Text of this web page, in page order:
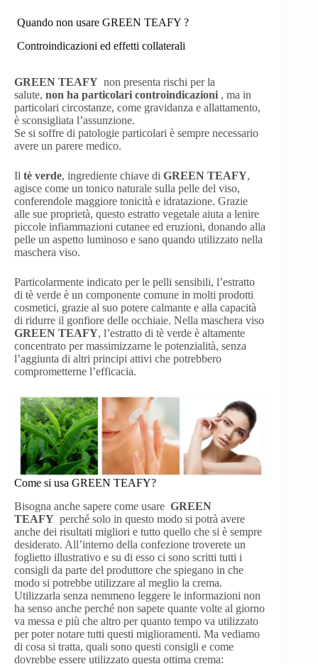
Quando non usare GREEN TEAFY ?
Controindicazioni ed effetti collaterali
GREEN TEAFY non presenta rischi per la
salute, non ha particolari controindicazioni , ma in
particolari circostanze, come gravidanza e allattamento,
è sconsigliata l’assunzione.
Se si soffre di patologie particolari è sempre necessario
avere un parere medico.
Il tè verde, ingrediente chiave di GREEN TEAFY,
agisce come un tonico naturale sulla pelle del viso,
conferendole maggiore tonicità e idratazione. Grazie
alle sue proprietà, questo estratto vegetale aiuta a lenire
piccole infiammazioni cutanee ed eruzioni, donando alla
pelle un aspetto luminoso e sano quando utilizzato nella
maschera viso.
Particolarmente indicato per le pelli sensibili, l’estratto
di tè verde è un componente comune in molti prodotti
cosmetici, grazie al suo potere calmante e alla capacità
di ridurre il gonfiore delle occhiaie. Nella maschera viso
GREEN TEAFY, l’estratto di tè verde è altamente
concentrato per massimizzarne le potenzialità, senza
l’aggiunta di altri principi attivi che potrebbero
comprometterne l’efficacia.
Come si usa GREEN TEAFY?
Bisogna anche sapere come usare GREEN
TEAFY perché solo in questo modo si potrà avere
anche dei risultati migliori e tutto quello che si è sempre
desiderato. All’interno della confezione troverete un
foglietto illustrativo e su di esso ci sono scritti tutti i
consigli da parte del produttore che spiegano in che
modo si potrebbe utilizzare al meglio la crema.
Utilizzarla senza nemmeno leggere le informazioni non
ha senso anche perché non sapete quante volte al giorno
va messa e più che altro per quanto tempo va utilizzato
per poter notare tutti questi miglioramenti. Ma vediamo
di cosa si tratta, quali sono questi consigli e come
dovrebbe essere utilizzato questa ottima crema: